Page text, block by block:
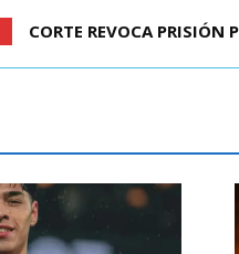
ARRAU DETALLÓ